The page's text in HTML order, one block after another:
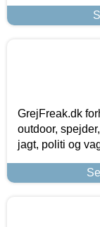
GrejFreak.dk
outdoor,
jagt, politi og